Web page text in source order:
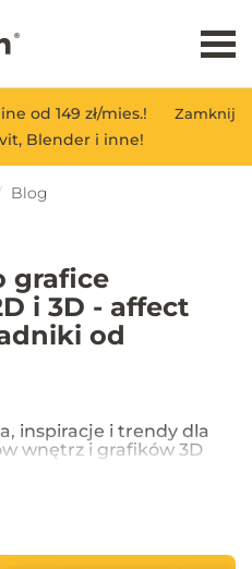
Zamknij
od 149 zł/mies.!
Blender i inne!
Blog
grafice
i 3D - affect
od
inspiracje i trendy dla
wnętrz i grafików 3D
porady, inspiracje oraz
i fotorealistyczne wizualizacje.